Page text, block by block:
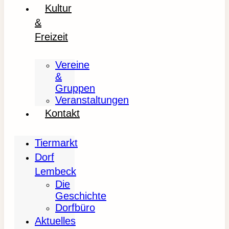
Kultur
&
Freizeit
Vereine
&
Gruppen
Veranstaltungen
Kontakt
Tiermarkt
Dorf
Lembeck
Die
Geschichte
Dorfbüro
Aktuelles